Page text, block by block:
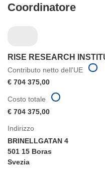
Coordinatore
RISE RESEARCH
Contributo netto dell'UE
€ 704 375,00
Indirizzo
BRINELLGATAN 4
501 15 Boras
Svezia
Costo totale
€ 704 375,00